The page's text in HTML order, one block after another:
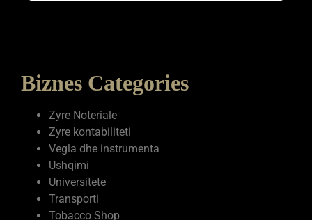
Biznes Categories
Zyre Noteriale
Zyre kontabiliteti
Vegla dhe instrumenta
Ushqimi
Universitete
Transporti
Tobacco Shop